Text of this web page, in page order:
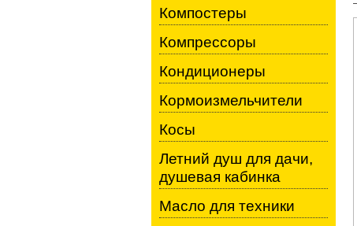
Компостеры
Компрессоры
Кондиционеры
Кормоизмельчители
Косы
Летний душ для дачи,
душевая кабинка
Масло для техники